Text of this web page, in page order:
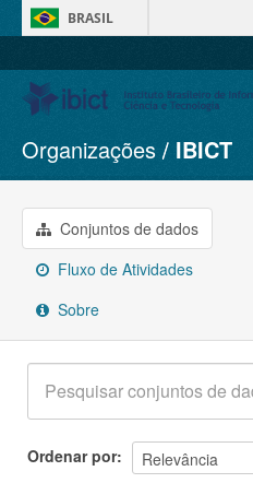
BRASIL
Conjuntos de dados
Organizações
Grupos
Sobre
Organizações IBICT
Conjuntos de dados
Fluxo de Atividades
Sobre
Ordenar por